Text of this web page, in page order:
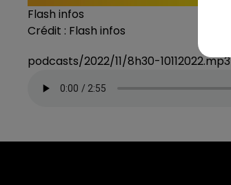
Flash infos
Crédit : Flash infos
podcasts/2022/11/8h30-10112022.mp3